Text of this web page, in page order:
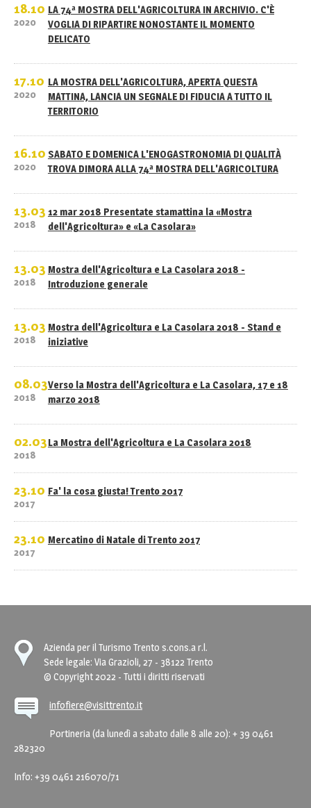
18.10
2020
LA 74ª MOSTRA DELL'AGRICOLTURA IN ARCHIVIO. C'È
VOGLIA DI RIPARTIRE NONOSTANTE IL MOMENTO
DELICATO
17.10
2020
LA MOSTRA DELL'AGRICOLTURA, APERTA QUESTA
MATTINA, LANCIA UN SEGNALE DI FIDUCIA A TUTTO IL
TERRITORIO
16.10
2020
SABATO E DOMENICA L'ENOGASTRONOMIA DI QUALITÀ
TROVA DIMORA ALLA 74ª MOSTRA DELL'AGRICOLTURA
13.03
2018
12 mar 2018 Presentate stamattina la «Mostra
dell'Agricoltura» e «La Casolara»
13.03
2018
Mostra dell'Agricoltura e La Casolara 2018 -
Introduzione generale
13.03
2018
Mostra dell'Agricoltura e La Casolara 2018 - Stand e
iniziative
08.03
2018
Verso la Mostra dell'Agricoltura e La Casolara, 17 e 18
marzo 2018
02.03
2018
La Mostra dell'Agricoltura e La Casolara 2018
23.10
2017
Fa' la cosa giusta! Trento 2017
23.10
2017
Mercatino di Natale di Trento 2017
Azienda per il Turismo Trento s.cons.a r.l.
Sede legale: Via Grazioli, 27 - 38122 Trento
© Copyright 2022 - Tutti i diritti riservati
infofiere@visittrento.it
Portineria (da lunedì a sabato dalle 8 alle 20): + 39 0461
282320
Info: +39 0461 216070/71